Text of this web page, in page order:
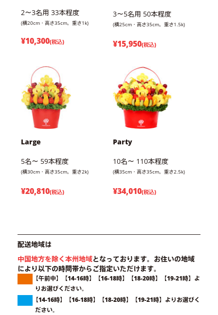
2～3名用 33本程度
(横20cm・高さ35cm。重さ1k)
¥10,300(税込)
3～5名用 50本程度
(横25cm・高さ35cm。重さ1.5k)
¥15,950(税込)
Large
5名～ 59本程度
(横30cm・高さ35cm。重さ2k)
¥20,810(税込)
Party
10名～ 110本程度
(横35cm・高さ35cm。重さ2.5k)
¥34,010(税込)
配送地域は
中国地方を除く本州地域となっております。 お住いの地域
により以下の時間帯からご指定いただけます。
【午前中】【14-16時】【16-18時】【18-20時】【19-21時】よ
りお選びください。
【14-16時】【16-18時】【18-20時】【19-21時】よりお選びく
ださい。